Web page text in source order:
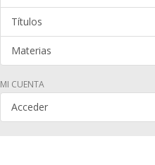
Títulos
Materias
MI CUENTA
Acceder